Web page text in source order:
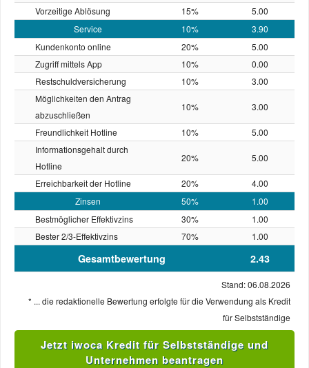
Vorzeitige Ablösung 15%
5.00
Service
10%
3.90
Kundenkonto online
20%
5.00
Zugriff mittels App
10%
0.00
Restschuld­versicherung
10%
3.00
Möglichkeiten den Antrag
abzuschließen
10% 3.00
Freundlichkeit Hotline 10%
5.00
Informationsgehalt durch
Hotline
20% 5.00
Erreichbarkeit der Hotline 20%
4.00
Zinsen
50%
1.00
Bestmöglicher Effektivzins
30%
1.00
Bester 2/3-Effektivzins
70% 1.00
Gesamtbewertung 2.43
Stand: 06.08.2026
* ... die redaktionelle Bewertung erfolgte für die Verwendung als Kredit
für Selbstständige
Jetzt iwoca Kredit für Selbstständige und
Unternehmen beantragen